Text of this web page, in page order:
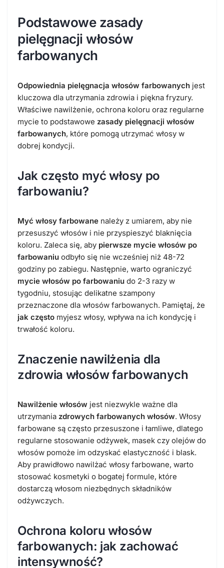
Podstawowe zasady
pielęgnacji włosów
farbowanych
Odpowiednia pielęgnacja włosów farbowanych jest
kluczowa dla utrzymania zdrowia i piękna fryzury.
Właściwe nawilżenie, ochrona koloru oraz regularne
mycie to podstawowe zasady pielęgnacji włosów
farbowanych, które pomogą utrzymać włosy w
dobrej kondycji.
Jak często myć włosy po
farbowaniu?
Myć włosy farbowane należy z umiarem, aby nie
przesuszyć włosów i nie przyspieszyć blaknięcia
koloru. Zaleca się, aby pierwsze mycie włosów po
farbowaniu odbyło się nie wcześniej niż 48-72
godziny po zabiegu. Następnie, warto ograniczyć
mycie włosów po farbowaniu do 2-3 razy w
tygodniu, stosując delikatne szampony
przeznaczone dla włosów farbowanych. Pamiętaj, że
jak często myjesz włosy, wpływa na ich kondycję i
trwałość koloru.
Znaczenie nawilżenia dla
zdrowia włosów farbowanych
Nawilżenie włosów jest niezwykle ważne dla
utrzymania zdrowych farbowanych włosów. Włosy
farbowane są często przesuszone i łamliwe, dlatego
regularne stosowanie odżywek, masek czy olejów do
włosów pomoże im odzyskać elastyczność i blask.
Aby prawidłowo nawilżać włosy farbowane, warto
stosować kosmetyki o bogatej formule, które
dostarczą włosom niezbędnych składników
odżywczych.
Ochrona koloru włosów
farbowanych: jak zachować
intensywność?